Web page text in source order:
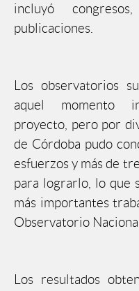
incluyó
publicaciones.
Los observatorios
aquel momento
proyecto, pero por
de Córdoba pudo
esfuerzos y más de
para lograrlo, lo que
más importantes
Observatorio
Los resultados